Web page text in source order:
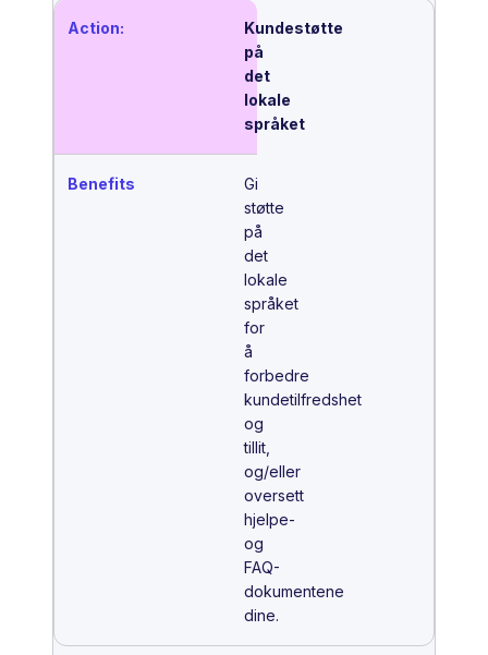
Kundestøtte
på
det
lokale
språket
Gi
støtte
på
det
lokale
språket
for
å
forbedre
kundetilfredshet
og
tillit,
og/eller
oversett
hjelpe-
og
FAQ-
dokumentene
dine.